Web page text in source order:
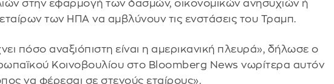
στην εφαρμογή των δασμών, οικονομικών ανησυχιών ή
των ΗΠΑ να αμβλύνουν τις ενστάσεις του Τραμπ.
πόσο αναξιόπιστη είναι η αμερικανική πλευρά», δήλωσε ο
Κοινοβουλίου στο Bloomberg News νωρίτερα αυτόν
να φέρεσαι σε στενούς εταίρους».